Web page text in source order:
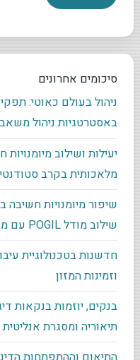
סיכומים אחרונים
באסטרטגיות ניהול
יעילות ושילוב
מלאכותית בקרב
שיפור מיומנויות חשיבה
שילוב מודל POGIL עם מפת חשיבה דיגיטלית
חדשנות בטכנולוגיית
וזמינות המזון
בנקים, יוזמות בנקאות
תיאוריה ומסגרת אנליטית